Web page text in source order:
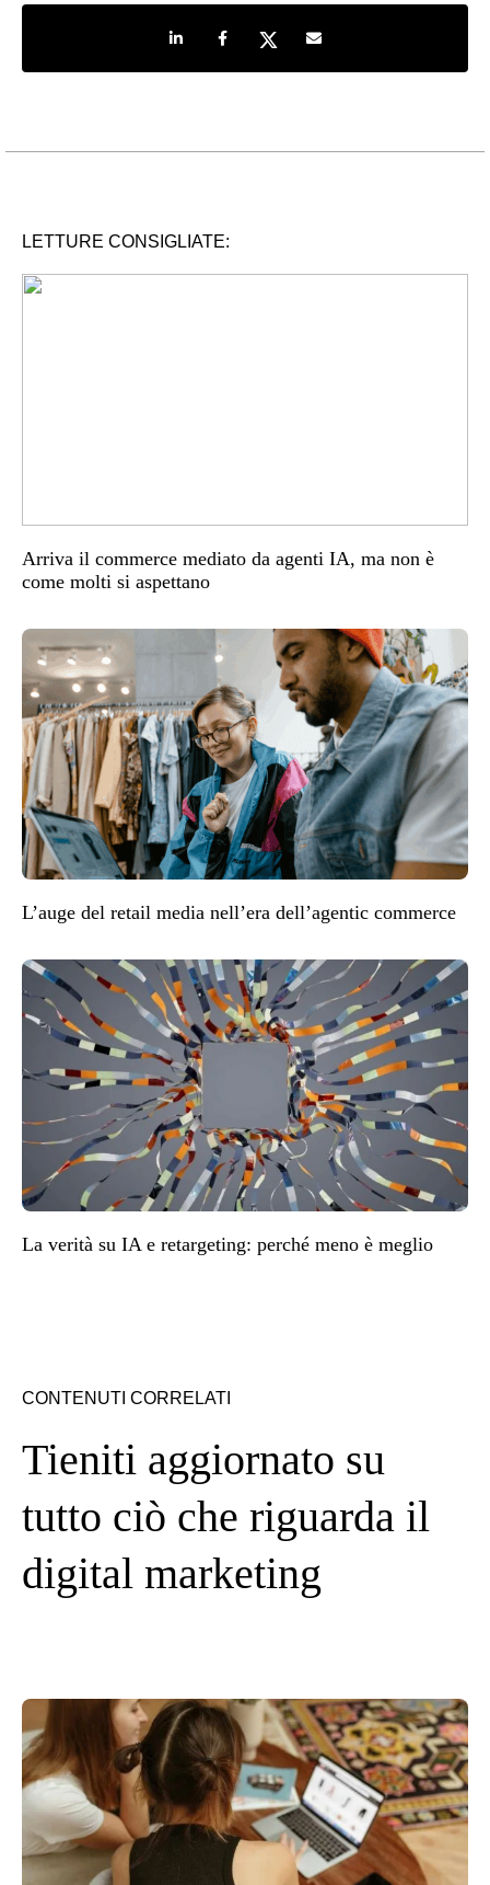
Share on LinkedIn
Share on Facebook
Share on TwitterShare by e-mail
LETTURE CONSIGLIATE:
Arriva il commerce mediato da agenti IA, ma non è
come molti si aspettano
L’auge del retail media nell’era dell’agentic commerce
La verità su IA e retargeting: perché meno è meglio
CONTENUTI CORRELATI
Tieniti aggiornato su
tutto ciò che riguarda il
digital marketing